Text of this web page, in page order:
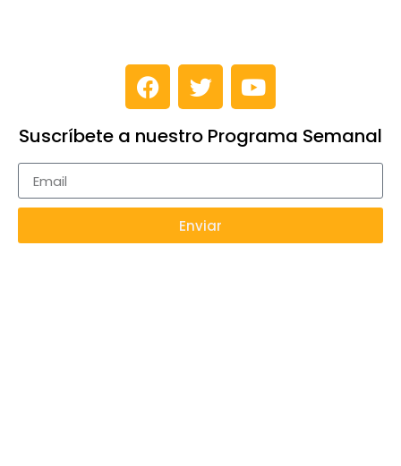
Suscríbete a nuestro Programa Semanal
Enviar